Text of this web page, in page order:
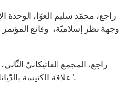
"علاقة الكنيسة بالدّيانات غير المسيحيّة"، رقم 1.